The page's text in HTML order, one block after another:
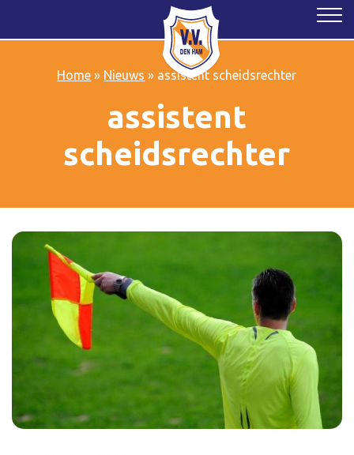
Home » Nieuws » assistent scheidsrechter
assistent
scheidsrechter